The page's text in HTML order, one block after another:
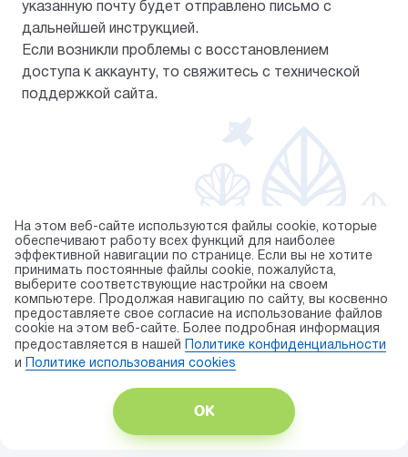
На этом веб-сайте используются файлы cookie, которые
обеспечивают работу всех функций для наиболее
эффективной навигации по странице. Если вы не хотите
принимать постоянные файлы cookie, пожалуйста,
выберите соответствующие настройки на своем
компьютере. Продолжая навигацию по сайту, вы косвенно
предоставляете свое согласие на использование файлов
cookie на этом веб-сайте. Более подробная информация
предоставляется в нашей
Политике конфиденциальности
и
Политике использования сookies
ОК
указанную почту будет отправлено письмо с
дальнейшей инструкцией.
Если возникли проблемы с восстановлением
доступа к аккаунту, то свяжитесь с технической
поддержкой сайта.
© 2026 торговая марка «KAPIKA»
Правила использования cookie
Публичная оферта
Карта сайта